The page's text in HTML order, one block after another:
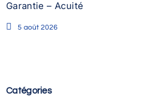
Garantie – Acuité
5 août 2026
Catégories